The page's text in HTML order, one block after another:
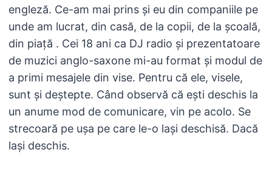
engleză. Ce-am mai prins și eu din companiile pe
unde am lucrat, din casă, de la copii, de la școală,
din piață . Cei 18 ani ca DJ radio și prezentatoare
de muzici anglo-saxone mi-au format și modul de
a primi mesajele din vise. Pentru că ele, visele,
sunt și deștepte. Când observă că ești deschis la
un anume mod de comunicare, vin pe acolo. Se
strecoară pe ușa pe care le-o lași deschisă. Dacă
lași deschis.